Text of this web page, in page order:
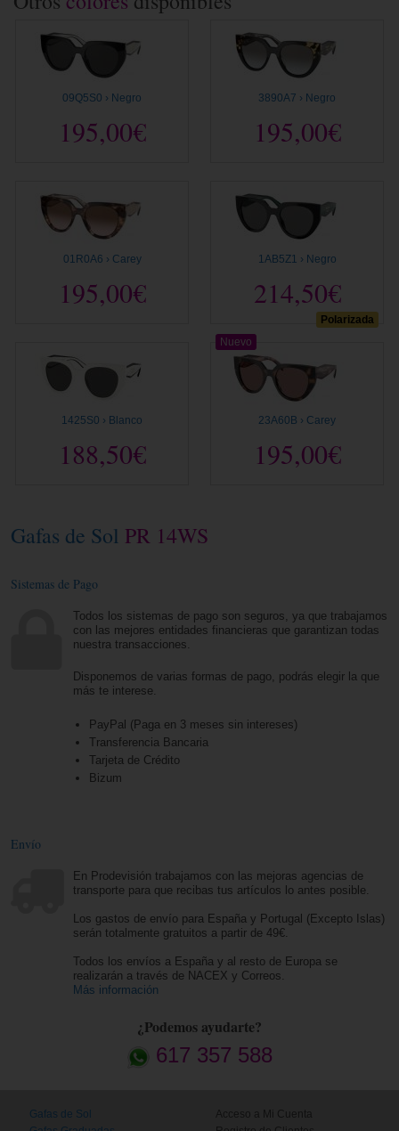
09Q5S0 › Negro
195,00€
3890A7 › Negro
195,00€
01R0A6 › Carey
195,00€
Polarizada
1AB5Z1 › Negro
214,50€
1425S0 › Blanco
188,50€
23A60B › Carey
195,00€
Nuevo
Gafas de Sol PR 14WS
Sistemas de Pago
Todos los sistemas de pago son seguros, ya que trabajamos
con las mejores entidades financieras que garantizan todas
nuestra transacciones.
Disponemos de varias formas de pago, podrás elegir la que
más te interese.
PayPal (Paga en 3 meses sin intereses)
Transferencia Bancaria
Tarjeta de Crédito
Bizum
Envío
En Prodevisión trabajamos con las mejoras agencias de
transporte para que recibas tus artículos lo antes posible.
Los gastos de envío para España y Portugal (Excepto Islas)
serán totalmente gratuitos a partir de 49€.
Todos los envíos a España y al resto de Europa se
realizarán a través de NACEX y Correos.
Más información
¿Podemos ayudarte?
617 357 588
Gafas de Sol
Acceso a Mi Cuenta